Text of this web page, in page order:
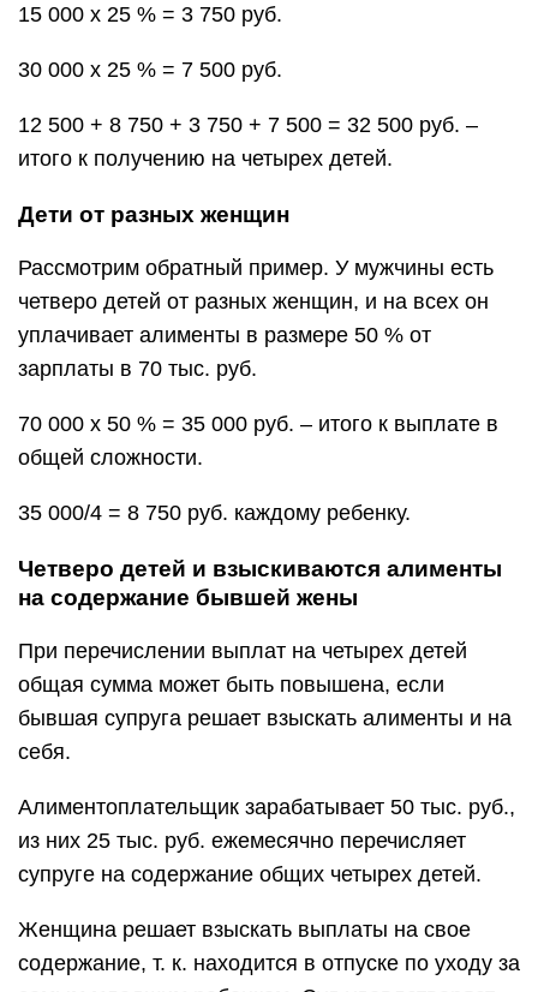
15 000 х 25 % = 3 750 руб.
30 000 х 25 % = 7 500 руб.
12 500 + 8 750 + 3 750 + 7 500 = 32 500 руб. –
итого к получению на четырех детей.
Дети от разных женщин
Рассмотрим обратный пример. У мужчины есть
четверо детей от разных женщин, и на всех он
уплачивает алименты в размере 50 % от
зарплаты в 70 тыс. руб.
70 000 х 50 % = 35 000 руб. – итого к выплате в
общей сложности.
35 000/4 = 8 750 руб. каждому ребенку.
Четверо детей и взыскиваются алименты
на содержание бывшей жены
При перечислении выплат на четырех детей
общая сумма может быть повышена, если
бывшая супруга решает взыскать алименты и на
себя.
Алиментоплательщик зарабатывает 50 тыс. руб.,
из них 25 тыс. руб. ежемесячно перечисляет
супруге на содержание общих четырех детей.
Женщина решает взыскать выплаты на свое
содержание, т. к. находится в отпуске по уходу за